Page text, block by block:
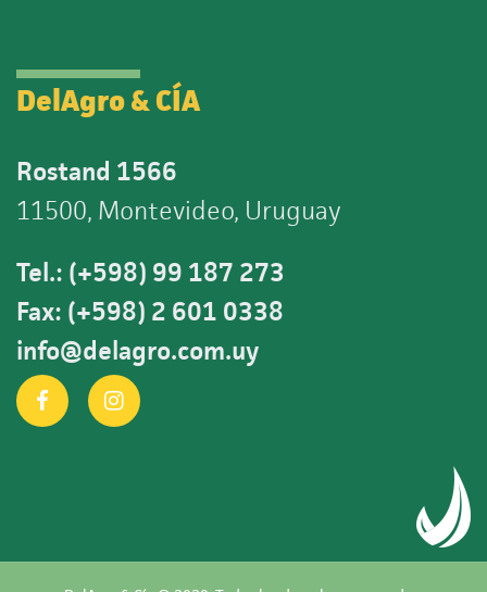
DelAgro & CÍA
Rostand 1566
11500, Montevideo, Uruguay
Tel.: (+598) 99 187 273
Fax: (+598) 2 601 0338
info@delagro.com.uy